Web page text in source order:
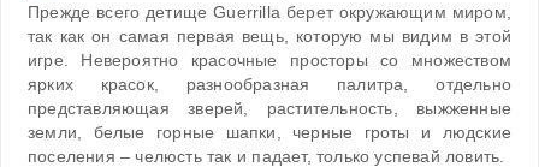
Прежде всего детище Guerrilla берет окружающим миром,
так как он самая первая вещь, которую мы видим в этой
игре. Невероятно красочные просторы со множеством
ярких красок, разнообразная палитра, отдельно
представляющая зверей, растительность, выжженные
земли, белые горные шапки, черные гроты и людские
поселения – челюсть так и падает, только успевай ловить.